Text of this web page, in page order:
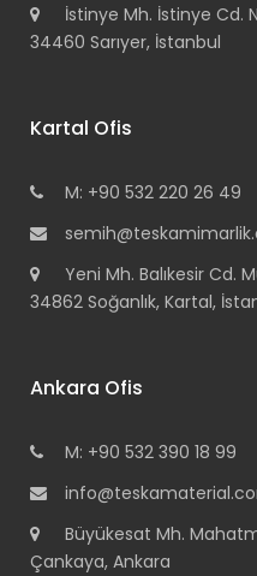
İstinye Mh. İstinye Cd.
34460 Sarıyer, İstanbul
Kartal Ofis
M: +90 532 220 26 49
Yeni Mh. Balıkesir Cd.
34862 Soğanlık, Kartal,
Ankara Ofis
M: +90 532 390 18 99
Büyükesat Mh.
Çankaya, Ankara